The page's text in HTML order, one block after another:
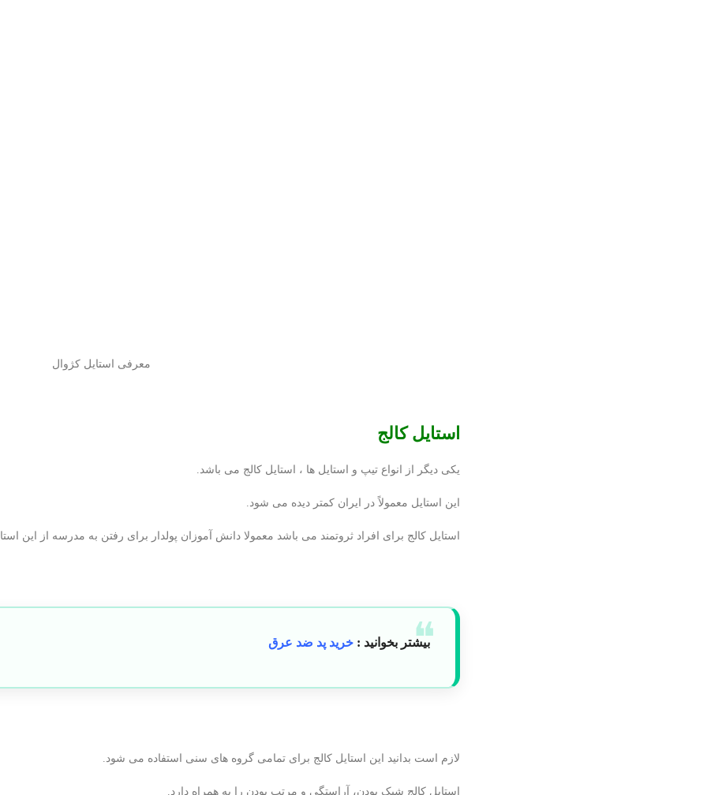
معرفی استایل کژوال
استایل کالج
یکی دیگر از انواع تیپ و استایل ها ، استایل کالج می باشد.
این استایل معمولاً در ایران کمتر دیده می شود.
استایل کالج برای افراد ثروتمند می باشد معمولا دانش آموزان پولدار برای رفتن به مدرسه از این
بیشتر بخوانید : خرید پد ضد عرق
لازم است بدانید این استایل کالج برای تمامی گروه های سنی استفاده می شود.
استایل کالج شیک بودن، آراستگی و مرتب بودن را به همراه دارد.